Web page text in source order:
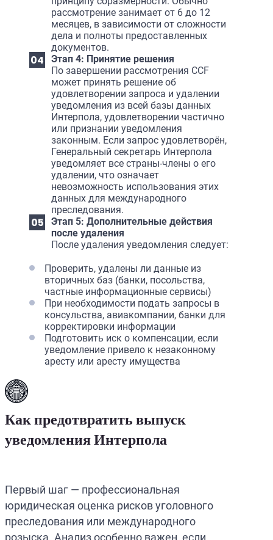
рассмотрение занимает от 6 до 12
месяцев, в зависимости от сложности
дела и полноты предоставленных
документов.
Этап 4: Принятие решения
По завершении рассмотрения CCF
может принять решение об
удовлетворении запроса и удалении
уведомления из всей базы данных
Интерпола, удовлетворении частично
или признании уведомления
законным. Если запрос удовлетворён,
Генеральный секретарь Интерпола
уведомляет все страны-члены о его
удалении, что означает
невозможность использования этих
данных для международного
преследования.
Этап 5: Дополнительные действия
после удаления
После удаления уведомления следует:
Проверить, удалены ли данные из
вторичных баз (банки, посольства,
частные информационные сервисы)
При необходимости подать запросы в
консульства, авиакомпании, банки для
корректировки информации
Подготовить иск о компенсации, если
уведомление привело к незаконному
аресту или аресту имущества
Как предотвратить выпуск
уведомления Интерпола
Первый шаг — профессиональная
юридическая оценка рисков уголовного
преследования или международного
розыска. Анализ особенно важен, если